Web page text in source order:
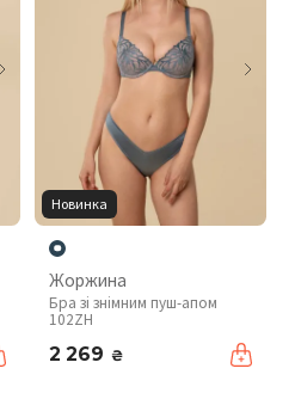
Новинка
Жоржина
Бра зі знімним пуш-апом
102ZH
2 269 ₴